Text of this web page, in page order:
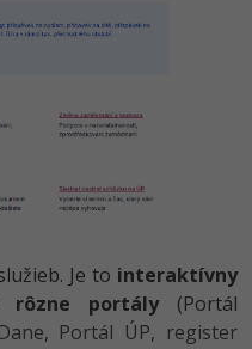
Je to interaktívny
rôzne portály(Portál
Portál ÚP, register